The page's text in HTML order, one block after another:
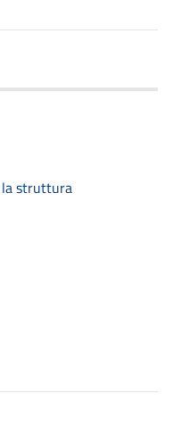
la struttura